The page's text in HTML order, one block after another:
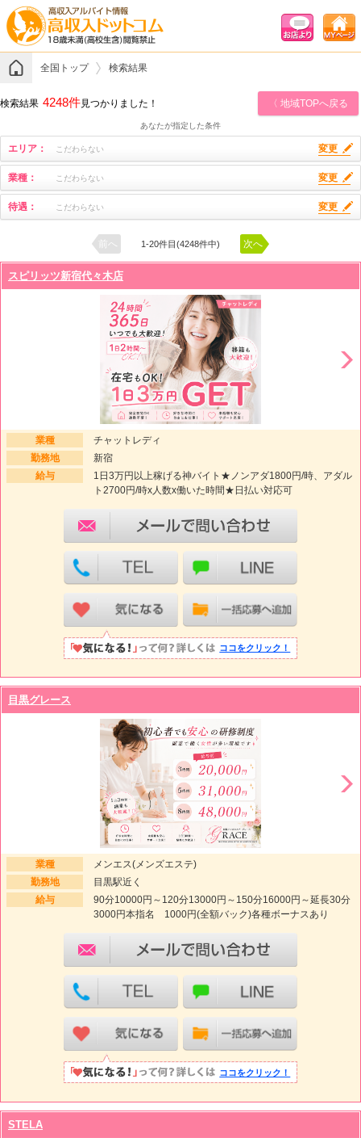
全国トップ 検索結果
検索結果 4248件見つかりました！ 〈 地域TOPへ戻る
あなたが指定した条件
エリア： こだわらない 変更
業種： こだわらない 変更
待遇： こだわらない 変更
前へ 1-20件目(4248件中) 次へ
スピリッツ新宿代々木店
業種
チャットレディ
勤務地
新宿
給与
1日3万円以上稼げる神バイト★ノンアダ1800円/時、アダル
ト2700円/時x人数x働いた時間★日払い対応可
ココをクリック！
目黒グレース
業種
メンエス(メンズエステ)
勤務地
目黒駅近く
給与
90分10000円～120分13000円～150分16000円～延長30分
3000円本指名 1000円(全額バック)各種ボーナスあり
ココをクリック！
STELA